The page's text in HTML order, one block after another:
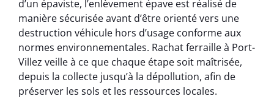
d’un épaviste, l’enlèvement épave est réalisé de
manière sécurisée avant d’être orienté vers une
destruction véhicule hors d’usage conforme aux
normes environnementales. Rachat ferraille à Port-
Villez veille à ce que chaque étape soit maîtrisée,
depuis la collecte jusqu’à la dépollution, afin de
préserver les sols et les ressources locales.